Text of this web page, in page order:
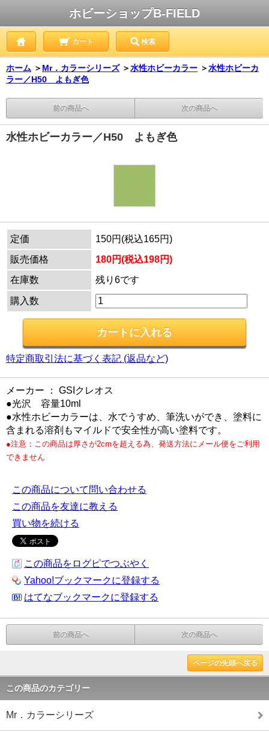
ホビーショップB-FIELD
カート 検索
ホーム ＞ Mr．カラーシリーズ ＞水性ホビーカラー ＞水性ホビーカ
ラー／H50 よもぎ色
前の商品へ 次の商品へ
水性ホビーカラー／H50 よもぎ色
定価
150円(税込165円)
販売価格
180円(税込198円)
在庫数
残り6です
購入数
特定商取引法に基づく表記 (返品など)
メーカー ： GSIクレオス
●光沢 容量10ml
●水性ホビーカラーは、水でうすめ、筆洗いができ、塗料に
含まれる溶剤もマイルドで安全性が高い塗料です。
●注意：この商品は厚さが2cmを超える為、発送方法にメール便をご利用
できません
この商品について問い合わせる
この商品を友達に教える
買い物を続ける
この商品をログピでつぶやく
Yahoo!ブックマークに登録する
はてなブックマークに登録する
前の商品へ 次の商品へ
ページの先頭へ戻る
この商品のカテゴリー
Mr．カラーシリーズ